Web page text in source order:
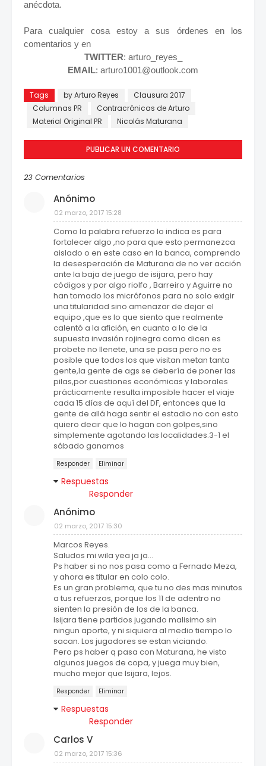
anécdota.
Para cualquier cosa estoy a sus órdenes en los
comentarios y en
TWITTER: arturo_reyes_
EMAIL: arturo1001@outlook.com
Tags by Arturo Reyes
Clausura 2017
Columnas PR
Contracrónicas de Arturo
Material Original PR
Nicolás Maturana
PUBLICAR UN COMENTARIO
23 Comentarios
Anónimo
02 marzo, 2017 15:28
Como la palabra refuerzo lo indica es para
fortalecer algo ,no para que esto permanezca
aislado o en este caso en la banca, comprendo
la desesperación de Maturana de no ver acción
ante la baja de juego de isijara, pero hay
códigos y por algo riolfo , Barreiro y Aguirre no
han tomado los micrófonos para no solo exigir
una titularidad sino amenazar de dejar el
equipo ,que es lo que siento que realmente
calentó a la afición, en cuanto a lo de la
supuesta invasión rojinegra como dicen es
probete no llenete, una se pasa pero no es
posible que todos los que visitan metan tanta
gente,la gente de ags se debería de poner las
pilas,por cuestiones económicas y laborales
prácticamente resulta imposible hacer el viaje
cada 15 días de aquí del DF, entonces que la
gente de allá haga sentir el estadio no con esto
quiero decir que lo hagan con golpes,sino
simplemente agotando las localidades.3-1 el
sábado ganamos
Responder Eliminar
Respuestas
Responder
Anónimo
02 marzo, 2017 15:30
Marcos Reyes.
Saludos mi wila yea ja ja...
Ps haber si no nos pasa como a Fernado Meza,
y ahora es titular en colo colo.
Es un gran problema, que tu no des mas minutos
a tus refuerzos, porque los 11 de adentro no
sienten la presión de los de la banca.
Isijara tiene partidos jugando malisimo sin
ningun aporte, y ni siquiera al medio tiempo lo
sacan. Los jugadores se estan viciando.
Pero ps haber q pasa con Maturana, he visto
algunos juegos de copa, y juega muy bien,
mucho mejor que Isijara, lejos.
Responder Eliminar
Respuestas
Responder
Carlos V
02 marzo, 2017 15:36